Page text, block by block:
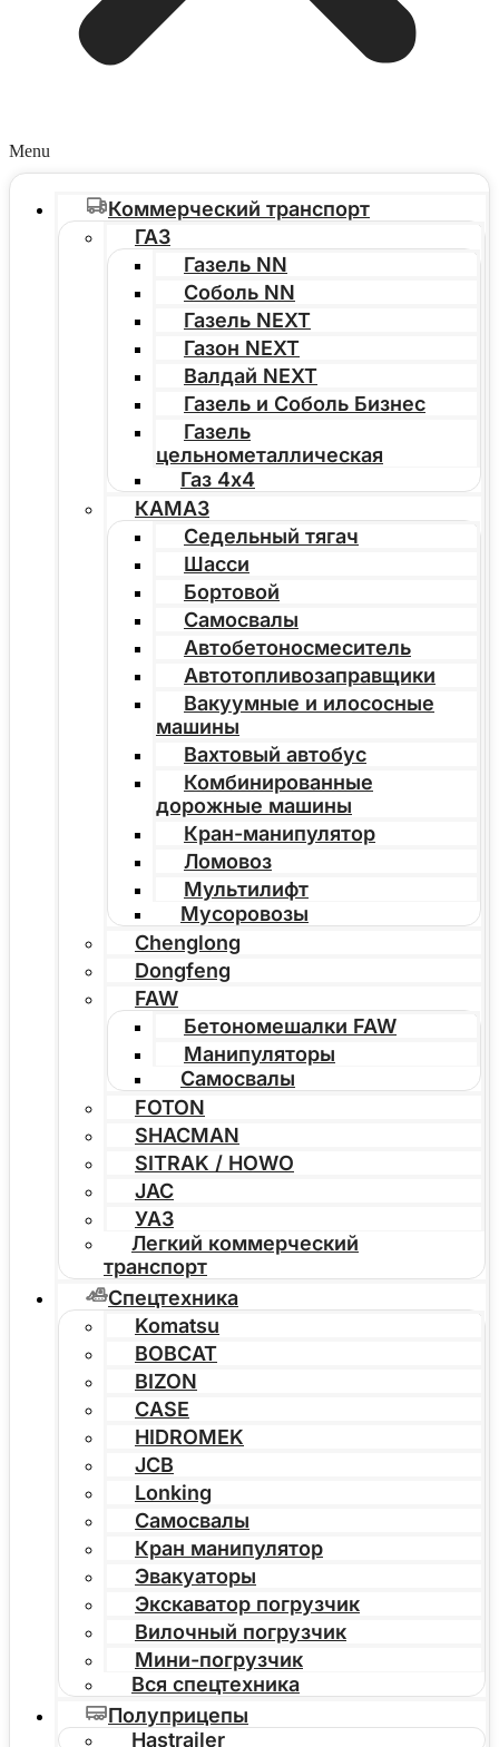
Menu
Коммерческий транспорт
ГАЗ
Газель NN
Соболь NN
Газель NEXT
Газон NEXT
Валдай NEXT
Газель и Соболь Бизнес
Газель
цельнометаллическая
Газ 4х4
КАМАЗ
Седельный тягач
Шасси
Бортовой
Самосвалы
Автобетоносмеситель
Автотопливозаправщики
Вакуумные и илососные
машины
Вахтовый автобус
Комбинированные
дорожные машины
Кран-манипулятор
Ломовоз
Мультилифт
Мусоровозы
Chenglong
Dongfeng
FAW
Бетономешалки FAW
Манипуляторы
Самосвалы
FOTON
SHACMAN
SITRAK / HOWO
JAC
УАЗ
Легкий коммерческий
транспорт
Спецтехника
Komatsu
BOBCAT
BIZON
CASE
HIDROMEK
JCB
Lonking
Самосвалы
Кран манипулятор
Эвакуаторы
Экскаватор погрузчик
Вилочный погрузчик
Мини-погрузчик
Вся спецтехника
Полуприцепы
Hastrailer